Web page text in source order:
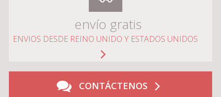
envío gratis
ENVIOS DESDE REINO UNIDO Y ESTADOS UNIDOS
CONTÁCTENOS